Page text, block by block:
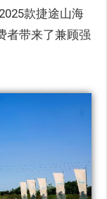
款捷途山海
者带来了兼顾强